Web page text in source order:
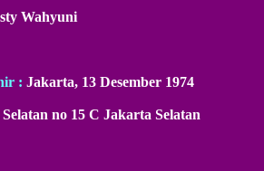
Wahyuni
: Jakarta, 13 Desember 1974
no 15 C Jakarta Selatan